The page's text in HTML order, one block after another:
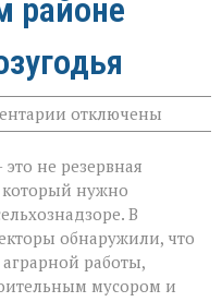
районе
к
записи
не
должна
превращаться
в
свалку»:
в
Семикаракорском
отключены
не резервная
который нужно
В
обнаружили, что
работы,
мусором и